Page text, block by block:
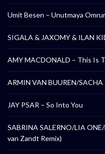
Umit Besen – Unutmaya
SIGALA & JAXOMY & ILAN
AMY MACDONALD – This Is
ARMIN VAN BUUREN/
JAY PSAR – So Into You
SABRINA SALERNO/LIA
van Zandt Remix)